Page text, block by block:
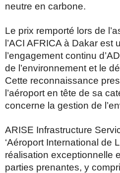
neutre en carbone.
Le prix remporté lors de
l’ACI AFRICA à Dakar est
l’engagement continu
de l’environnement et le
Cette reconnaissance
l’aéroport en tête de sa
concerne la gestion de
ARISE Infrastructure
‘Aéroport International de
réalisation exceptionnelle
parties prenantes, y